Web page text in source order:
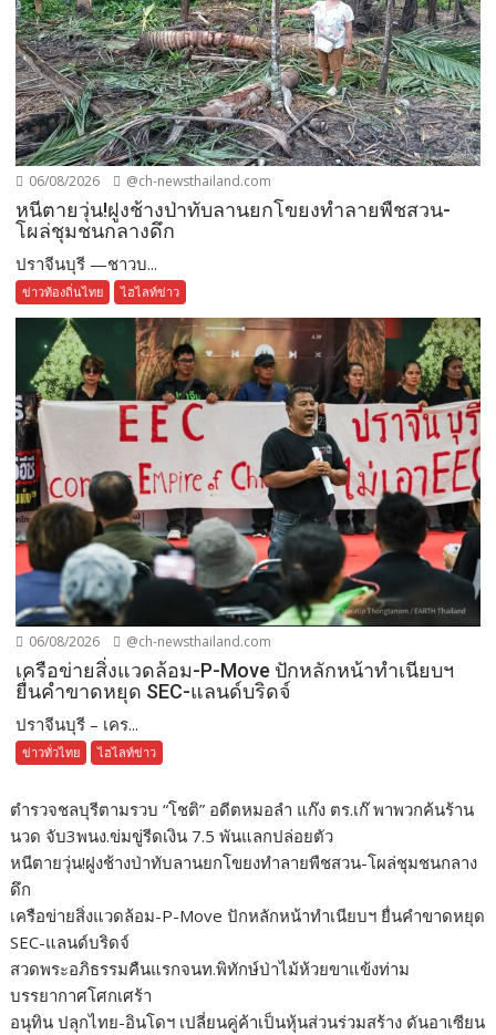
06/08/2026 @ch-newsthailand.com
หนีตายวุ่น!ฝูงช้างป่าทับลานยกโขยงทำลายพืชสวน-
โผล่ชุมชนกลางดึก
ปราจีนบุรี —ชาวบ...
ข่าวท้องถิ่นไทย ไฮไลท์ข่าว
06/08/2026 @ch-newsthailand.com
เครือข่ายสิ่งแวดล้อม-P-Move ปักหลักหน้าทำเนียบฯ
ยื่นคำขาดหยุด SEC-แลนด์บริดจ์
ปราจีนบุรี – เคร...
ข่าวทั่วไทย ไฮไลท์ข่าว
ตำรวจชลบุรีตามรวบ “โชติ” อดีตหมอลำ แก๊ง ตร.เก๊ พาพวกค้นร้าน
นวด จับ3พนง.ข่มขู่รีดเงิน 7.5 พันแลกปล่อยตัว
หนีตายวุ่น!ฝูงช้างป่าทับลานยกโขยงทำลายพืชสวน-โผล่ชุมชนกลาง
ดึก
เครือข่ายสิ่งแวดล้อม-P-Move ปักหลักหน้าทำเนียบฯ ยื่นคำขาดหยุด
SEC-แลนด์บริดจ์
สวดพระอภิธรรมคืนแรกจนท.พิทักษ์ป่าไม้ห้วยขาแข้งท่าม
บรรยากาศโศกเศร้า
อนุทิน ปลุกไทย-อินโดฯ เปลี่ยนคู่ค้าเป็นหุ้นส่วนร่วมสร้าง ดันอาเซียน